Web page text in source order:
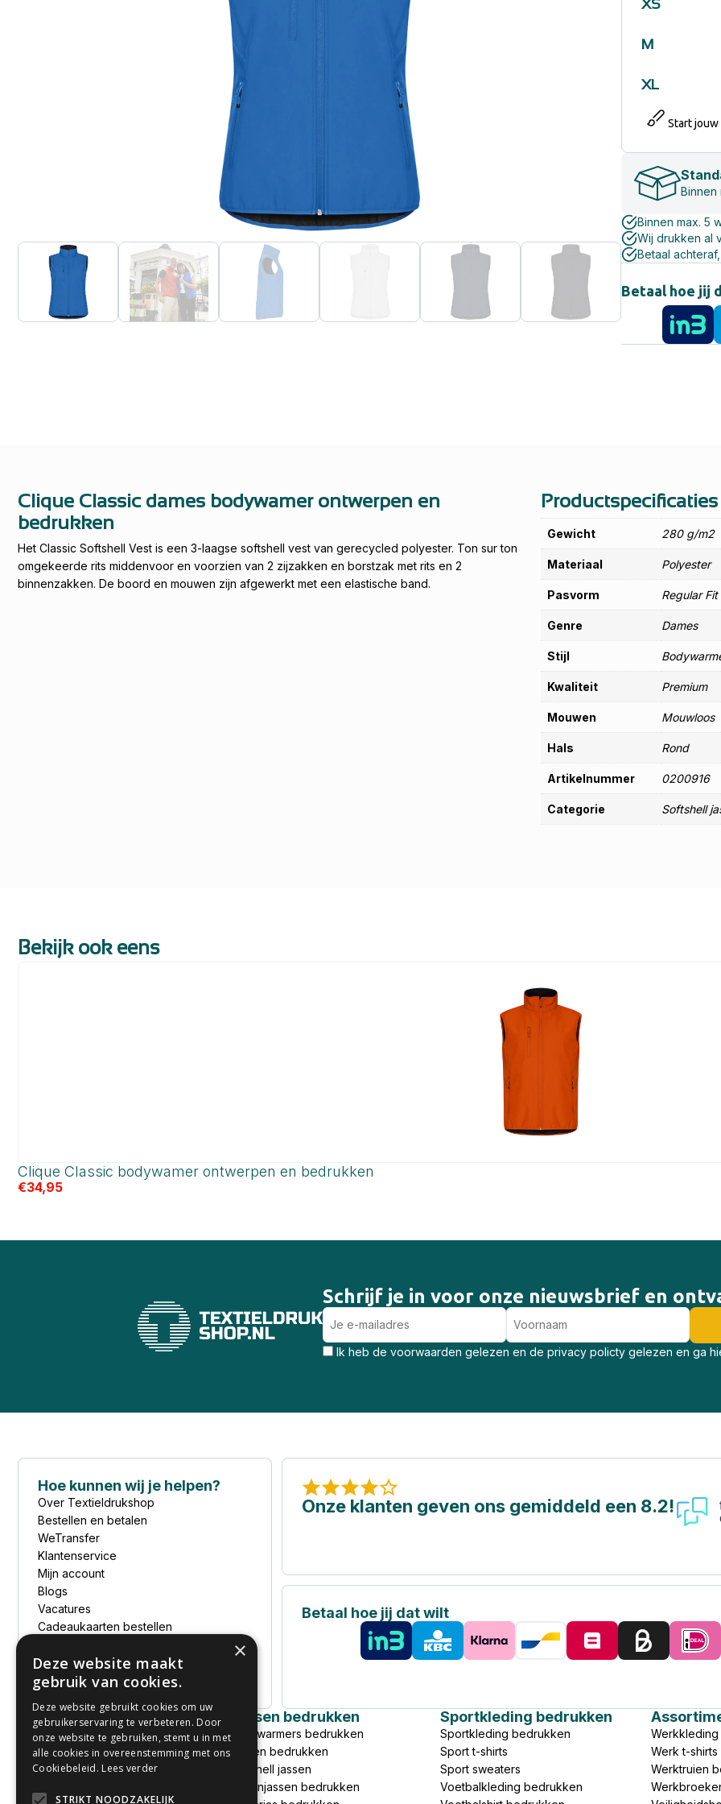
XS
M
XL
Start
Binnen
Binnen max. 5
Wij drukken al
Betaal
Betaal hoe jij
Clique Classic dames bodywamer ontwerpen en
bedrukken
Het Classic Softshell Vest is een 3-laagse softshell vest van gerecycled polyester. Ton sur ton
omgekeerde rits middenvoor en voorzien van 2 zijzakken en borstzak met rits en 2
binnenzakken. De boord en mouwen zijn afgewerkt met een elastische band.
Productspecificaties
Gewicht 280 g/m2
Materiaal Polyester
Pasvorm Regular Fit
Genre Dames
Stijl
Kwaliteit Premium
Mouwen Mouwloos
Hals Rond
Artikelnummer 0200916
Categorie Softshell
Bekijk ook eens
Clique Classic bodywamer ontwerpen en bedrukken
€34,95
Schrijf je in voor onze nieuwsbrief en
Ik heb de voorwaarden gelezen en de privacy policty gelezen en ga
Hoe kunnen wij je helpen?
Over Textieldrukshop
Bestellen en betalen
WeTransfer
Klantenservice
Mijn account
Blogs
Vacatures
Cadeaukaarten bestellen
Privacyverklaring
Sitemap
Onze klanten geven ons gemiddeld een 8.2!
Betaal hoe jij dat wilt
Kleding bedrukken
T-shirts bedrukken
Goedkoop T-shirt bedrukken
Polo's bedrukken
Jassen bedrukken
Bodywarmers bedrukken
Jassen bedrukken
Softshell jassen
Regenjassen bedrukken
Sportkleding bedrukken
Sportkleding bedrukken
Sport t-shirts
Sport sweaters
Voetbalkleding bedrukken
Werk t-
Werktruien
×
Deze website maakt
gebruik van cookies.
Deze website gebruikt cookies om uw
gebruikerservaring te verbeteren. Door
onze website te gebruiken, stemt u in met
alle cookies in overeenstemming met ons
Cookiebeleid. Lees verder
STRIKT NOODZAKELIJK